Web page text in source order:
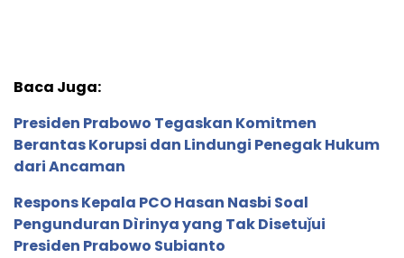
Baca Juga:
Presiden Prabowo Tegaskan Komitmen
Berantas Korupsi dan Lindungi Penegak Hukum
dari Ancaman
Respons Kepala PCO Hasan Nasbi Soal
Pengunduran Dìrinya yang Tak Disetuǰui
Presiden Prabowo Subianto